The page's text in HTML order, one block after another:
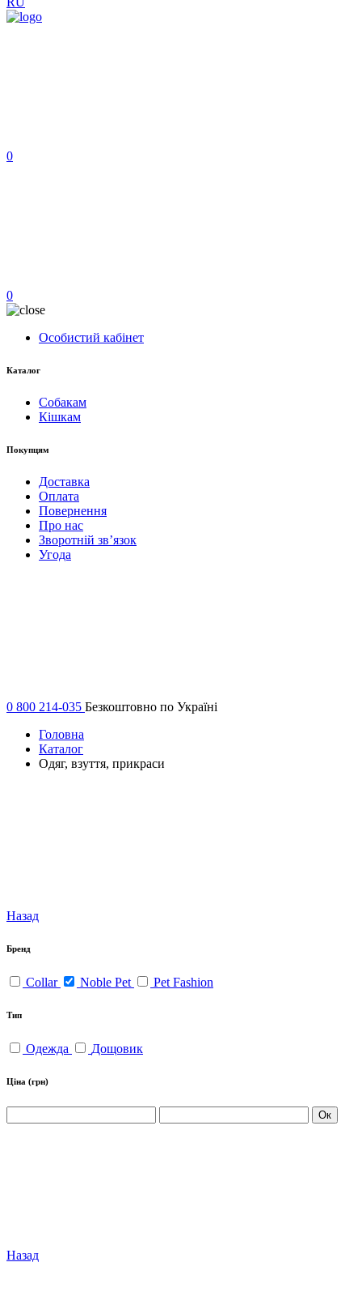
0
0
Особистий кабінет
Каталог
Собакам
Кішкам
Покупцям
Доставка
Оплата
Повернення
Про нас
Зворотній зв’язок
Угода
0 800 214-035 Безкоштовно по Україні
Головна
Каталог
Одяг, взуття, прикраси
Назад
Бренд
Collar Noble Pet Pet Fashion
Тип
Одежда Дощовик
Ціна (грн)
Ок
Назад